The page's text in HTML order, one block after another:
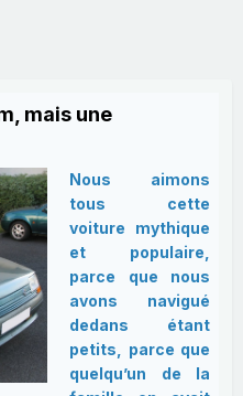
mais une
Nous aimons
tous cette
voiture mythique
et populaire,
parce que nous
avons navigué
dedans étant
petits, parce que
quelqu’un de la